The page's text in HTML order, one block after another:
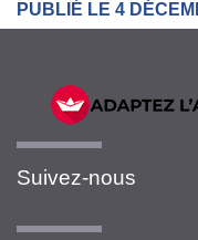
PUBLIÉ LE 4
Suivez-nous